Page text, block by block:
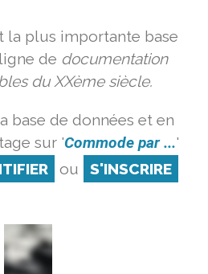
la plus importante base
de documentation
du XXème siècle.
base de données et en
sur 'Commode par ...'
ou S'INSCRIRE